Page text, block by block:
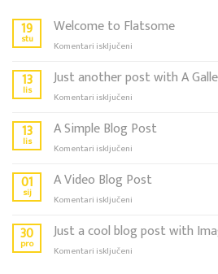
19
stu
Welcome to Flatsome
Komentari isključeni
to
Flatsome
13
lis
Just another post with A
Komentari isključeni
another
post
Gallery
13
lis
A Simple Blog Post
Komentari isključeni
Simple
Blog
01
sij
A Video Blog Post
Komentari isključeni
Video
Blog
30
pro
Just a cool blog post with
Komentari isključeni